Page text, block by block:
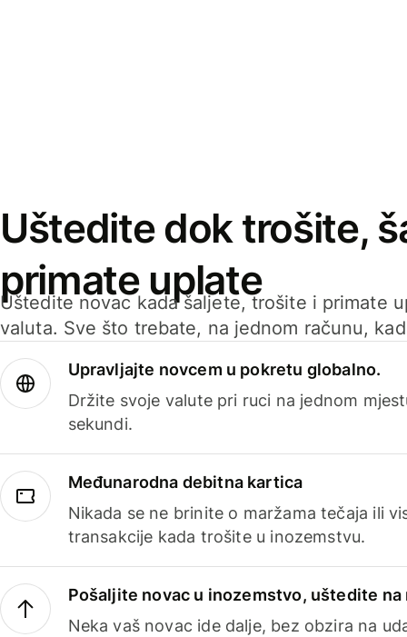
Uštedite dok trošite,
primate uplate
Uštedite novac kada šaljete, trošite i primate
valuta. Sve što trebate, na jednom računu,
Upravljajte novcem u pokretu globalno.
Držite svoje valute pri ruci na jednom
sekundi.
Međunarodna debitna kartica
Nikada se ne brinite o maržama tečaja ili
transakcije kada trošite u inozemstvu.
Pošaljite novac u inozemstvo, uštedite na
Neka vaš novac ide dalje, bez obzira na